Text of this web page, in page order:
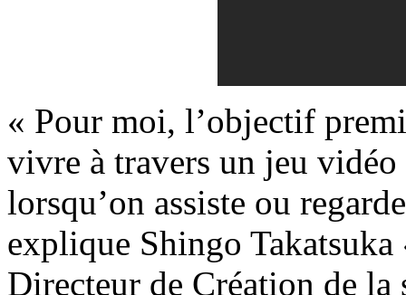
« Pour moi, l’objectif
vivre à travers un jeu vidéo
lorsqu’on assiste ou
explique Shingo Takatsuka
Directeur de Création de